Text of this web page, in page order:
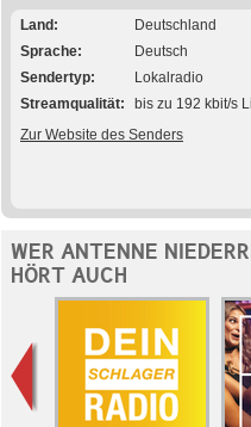
Land
Deutschland
Sprache
Deutsch
Sendertyp
Lokalradio
Streamqualität
bis zu 192 kbit/s
Zur Website des Senders
WER ANTENNE
HÖRT AUCH